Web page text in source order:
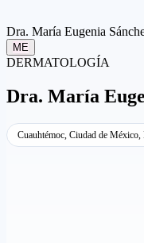
Dra. María Eugenia
ME
DERMATOLOGÍA
Dra. María
Cuauhtémoc, Ciudad de